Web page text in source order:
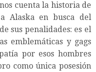
nos cuenta la historia de
Alaska en busca del
sus penalidades: es el
emblemáticas y gags
por esos hombres
como única posesión